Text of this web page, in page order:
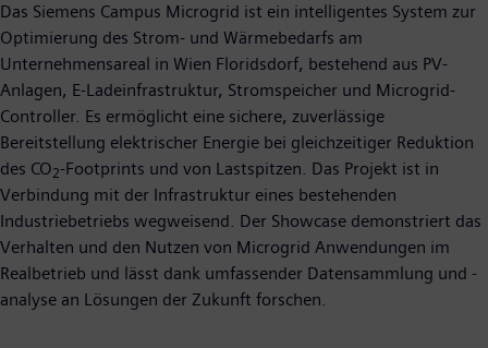
Das Siemens Campus Microgrid ist ein intelligentes System zur
Optimierung des Strom- und Wärmebedarfs am
Unternehmensareal in Wien Floridsdorf, bestehend aus PV-
Anlagen, E-Ladeinfrastruktur, Stromspeicher und Microgrid-
Controller. Es ermöglicht eine sichere, zuverlässige
Bereitstellung elektrischer Energie bei gleichzeitiger Reduktion
des CO2-Footprints und von Lastspitzen. Das Projekt ist in
Verbindung mit der Infrastruktur eines bestehenden
Industriebetriebs wegweisend. Der Showcase demonstriert das
Verhalten und den Nutzen von Microgrid Anwendungen im
Realbetrieb und lässt dank umfassender Datensammlung und -
analyse an Lösungen der Zukunft forschen.